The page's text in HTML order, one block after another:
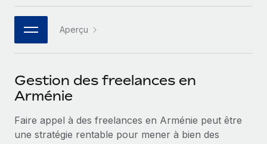
Connectez n'importe quel outil d’IA à Remote grâce à
notre MCP
Rationalisez vos processus avec des outils essentiels
SERVICES
Demandez aux experts
Entreprise
Les RH à l’international pour les grandes entreprises
Partenaires stratégiques de la tech
Intégrez les RH à l’international de manière flexible
Devenir partenaire
Explorez avec nous vos opportunités de partenariat
Checklists et modèles
Descriptions de postes
Événements
Données sur les salaires et les talents
日本語
한국어
Aperçu
Gestion des freelances en
Arménie
Faire appel à des freelances en Arménie peut être
une stratégie rentable pour mener à bien des